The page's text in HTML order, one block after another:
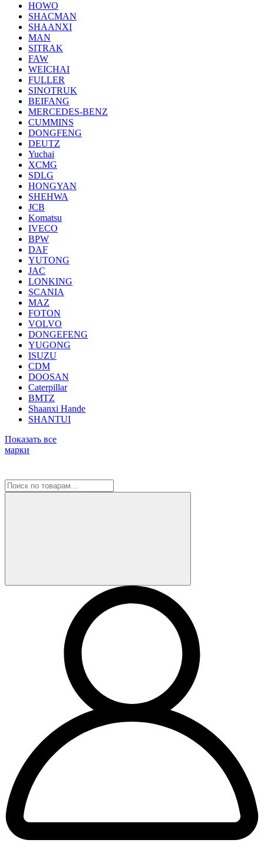
HOWO
SHACMAN
SHAANXI
MAN
SITRAK
FAW
WEICHAI
FULLER
SINOTRUK
BEIFANG
MERCEDES-BENZ
CUMMINS
DONGFENG
DEUTZ
Yuchai
XCMG
SDLG
HONGYAN
SHEHWA
JCB
Komatsu
IVECO
BPW
DAF
YUTONG
JAC
LONKING
SCANIA
MAZ
FOTON
VOLVO
DONGEFENG
YUGONG
ISUZU
CDM
DOOSAN
Caterpillar
BMTZ
Shaanxi Hande
SHANTUI
Показать все
марки